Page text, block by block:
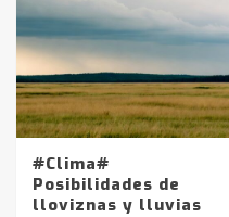
#Clima#
Posibilidades de
lloviznas y lluvias
4
Accidente
joven de
5
Los
La Pampa,
entre 857 a